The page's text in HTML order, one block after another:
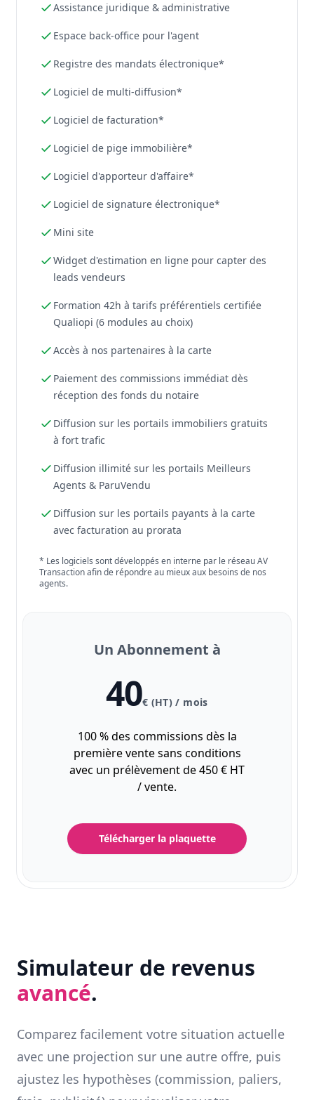
Assistance juridique & administrative
Espace back-office pour l'agent
Registre des mandats électronique*
Logiciel de multi-diffusion*
Logiciel de facturation*
Logiciel de pige immobilière*
Logiciel d'apporteur d'affaire*
Logiciel de signature électronique*
Mini site
Widget d'estimation en ligne pour capter des
leads vendeurs
Formation 42h à tarifs préférentiels certifiée
Qualiopi (6 modules au choix)
Accès à nos partenaires à la carte
Paiement des commissions immédiat dès
réception des fonds du notaire
Diffusion sur les portails immobiliers gratuits
à fort trafic
Diffusion illimité sur les portails Meilleurs
Agents & ParuVendu
Diffusion sur les portails payants à la carte
avec facturation au prorata
* Les logiciels sont développés en interne par le réseau AV
Transaction afin de répondre au mieux aux besoins de nos
agents.
Un Abonnement à
40€ (HT) / mois
100 % des commissions dès la
première vente sans conditions
avec un prélèvement de 450 € HT
/ vente.
Télécharger la plaquette
Simulateur de revenus
avancé.
Comparez facilement votre situation actuelle
avec une projection sur une autre offre, puis
ajustez les hypothèses (commission, paliers,